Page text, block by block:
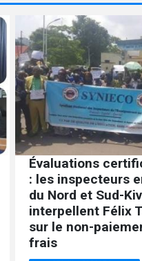
Évaluations
: les inspecteurs
du Nord et Sud-
interpellent Félix
sur le non-
frais